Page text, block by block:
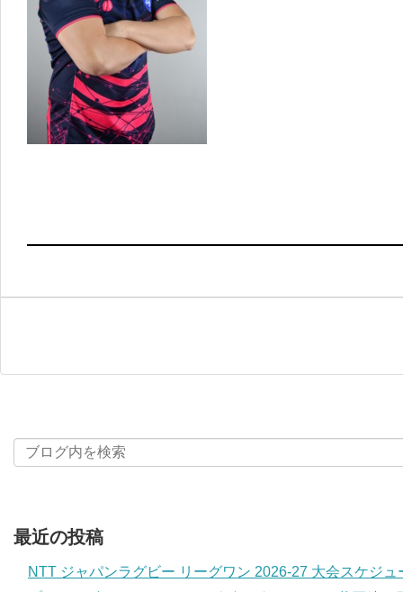
最近の投稿
NTT ジャパンラグビー リーグワン 2026-27 大会スケジュ